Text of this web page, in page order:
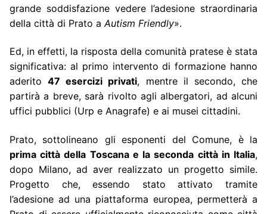
grande soddisfazione vedere l’adesione straordinaria
della città di Prato a Autism Friendly».
Ed, in effetti, la risposta della comunità pratese è stata
significativa: al primo intervento di formazione hanno
aderito47 esercizi privati, mentre il secondo, che
partirà a breve, sarà rivolto agli albergatori, ad alcuni
uffici pubblici (Urp e Anagrafe) e ai musei cittadini.
Prato, sottolineano gli esponenti del Comune, è la
prima città della Toscana e la seconda città in Italia,
dopo Milano, ad aver realizzato un progetto simile.
Progetto che, essendo stato attivato tramite
l’adesione ad una piattaforma europea, permetterà a